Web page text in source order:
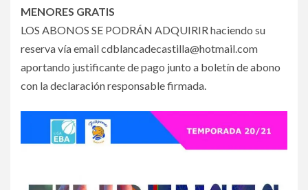
MENORES GRATIS
LOS ABONOS SE PODRÁN ADQUIRIR haciendo su
reserva vía email cdblancadecastilla@hotmail.com
aportando justificante de pago junto a boletín de abono
con la declaración responsable firmada.